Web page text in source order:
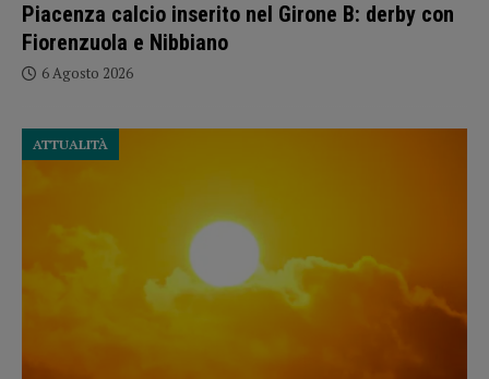
Piacenza calcio inserito nel Girone B: derby con
Fiorenzuola e Nibbiano
6 Agosto 2026
ATTUALITÀ